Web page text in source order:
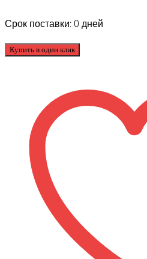
Срок поставки: 0 дней
Купить в один клик